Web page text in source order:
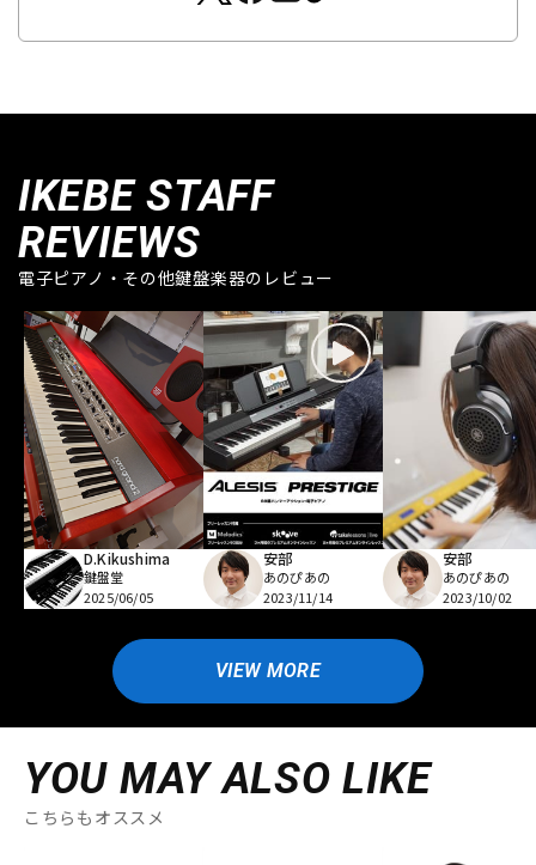
IKEBE STAFF
REVIEWS
電子ピアノ・その他鍵盤楽器のレビュー
D.Kikushima
鍵盤堂
2025/06/05
安部
あのぴあの
2023/11/14
安部
あのぴあの
2023/10/02
VIEW MORE
YOU MAY ALSO LIKE
こちらもオススメ